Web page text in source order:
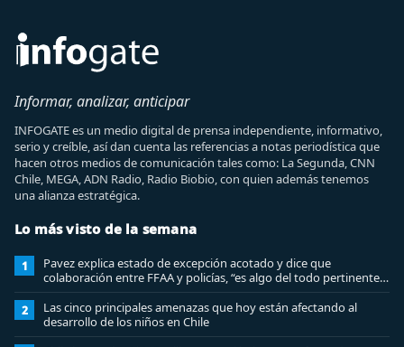
Informar, analizar, anticipar
INFOGATE es un medio digital de prensa independiente, informativo,
serio y creíble, así dan cuenta las referencias a notas periodística que
hacen otros medios de comunicación tales como: La Segunda, CNN
Chile, MEGA, ADN Radio, Radio Biobio, con quien además tenemos
una alianza estratégica.
Lo más visto de la semana
1
Pavez explica estado de excepción acotado y dice que
colaboración entre FFAA y policías, “es algo del todo pertinente
analizar”
2
Las cinco principales amenazas que hoy están afectando al
desarrollo de los niños en Chile